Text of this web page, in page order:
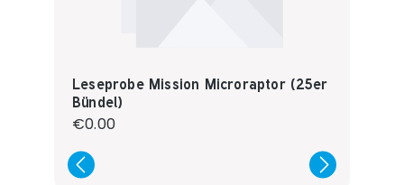
Leseprobe Mission Microraptor (25er
Bündel)
Regular price:
€0.00